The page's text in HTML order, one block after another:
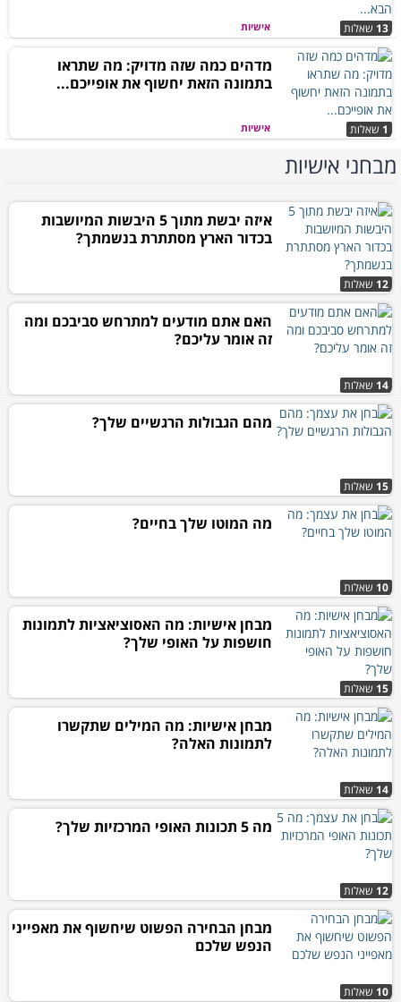
אישיות 13 שאלות
אישיות 1 שאלות
מדהים כמה שזה מדויק: מה שתראו
בתמונה הזאת יחשוף את אופייכם...
מבחני אישיות
12 שאלות
איזה יבשת מתוך 5 היבשות המיושבות
בכדור הארץ מסתתרת בנשמתך?
14 שאלות
האם אתם מודעים למתרחש סביבכם ומה
זה אומר עליכם?
15 שאלות
מהם הגבולות הרגשיים שלך?
10 שאלות
מה המוטו שלך בחיים?
15 שאלות
מבחן אישיות: מה האסוציאציות לתמונות
חושפות על האופי שלך?
14 שאלות
מבחן אישיות: מה המילים שתקשרו
לתמונות האלה?
12 שאלות
מה 5 תכונות האופי המרכזיות שלך?
10 שאלות
מבחן הבחירה הפשוט שיחשוף את מאפייני
הנפש שלכם